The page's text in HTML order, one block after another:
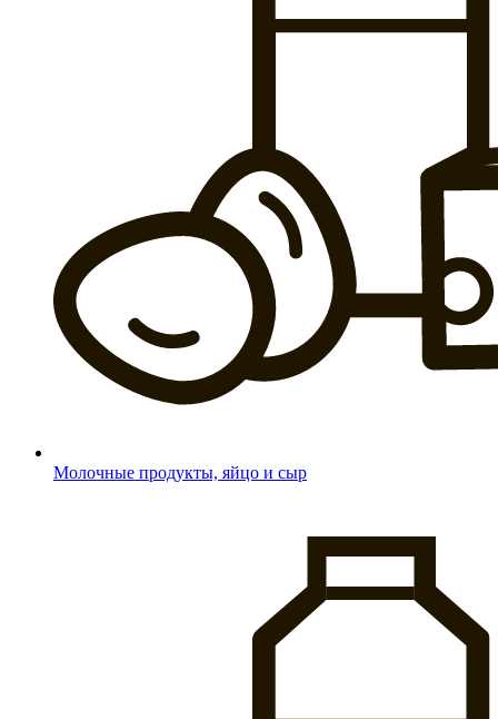
Молочные продукты, яйцо и сыр